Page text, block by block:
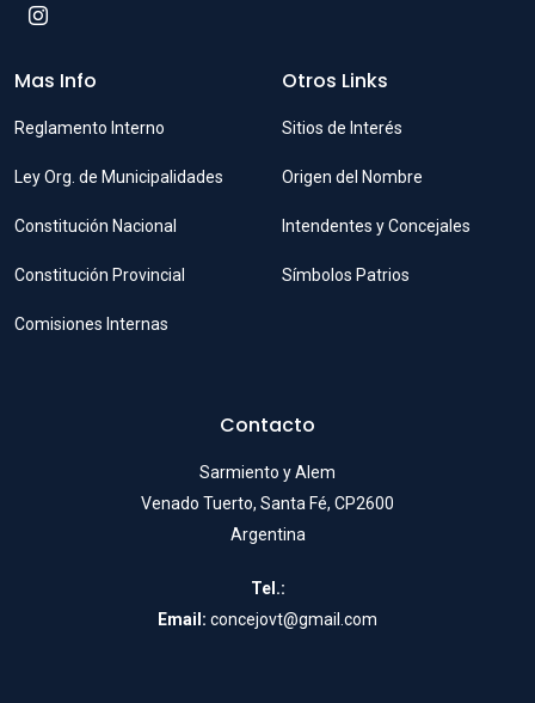
Mas Info
Reglamento Interno
Ley Org. de Municipalidades
Constitución Nacional
Constitución Provincial
Comisiones Internas
Otros Links
Sitios de Interés
Origen del Nombre
Intendentes y Concejales
Símbolos Patrios
Contacto
Sarmiento y Alem
Venado Tuerto, Santa Fé, CP2600
Argentina
Tel.:
Email: concejovt@gmail.com